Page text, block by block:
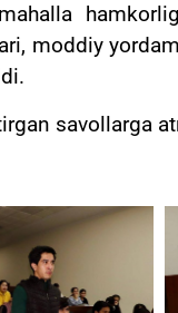
moddiy
savollarga